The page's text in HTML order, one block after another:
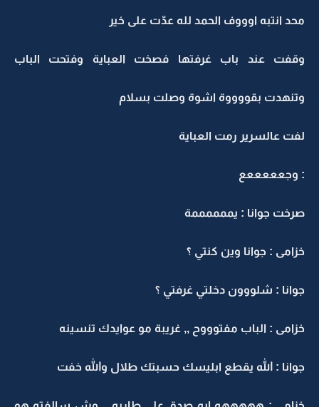
محد انتبه اوووف الحمد لله عدّت على خير
وقفت عند باب غرفتها فصخت العباية وفتحت الباب
وتنهدت بقووووة اشوة وصلت بسلام
لفت عالسرير رمت العباية
: وجعععععع
صرخت جوانا : يممممممة
خزامى : جوانا وين كنتي ؟
جوانا : شلووون دخلتي غرفتي ؟
خزامى : الباب مفتوووح ,, غريبة مو عوايدك تنسينه
جوانا : الله يقطع ابليسك حسبتك طلال والله خفت